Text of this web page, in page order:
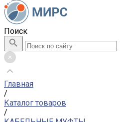
Поиск
Главная
/
Каталог товаров
/